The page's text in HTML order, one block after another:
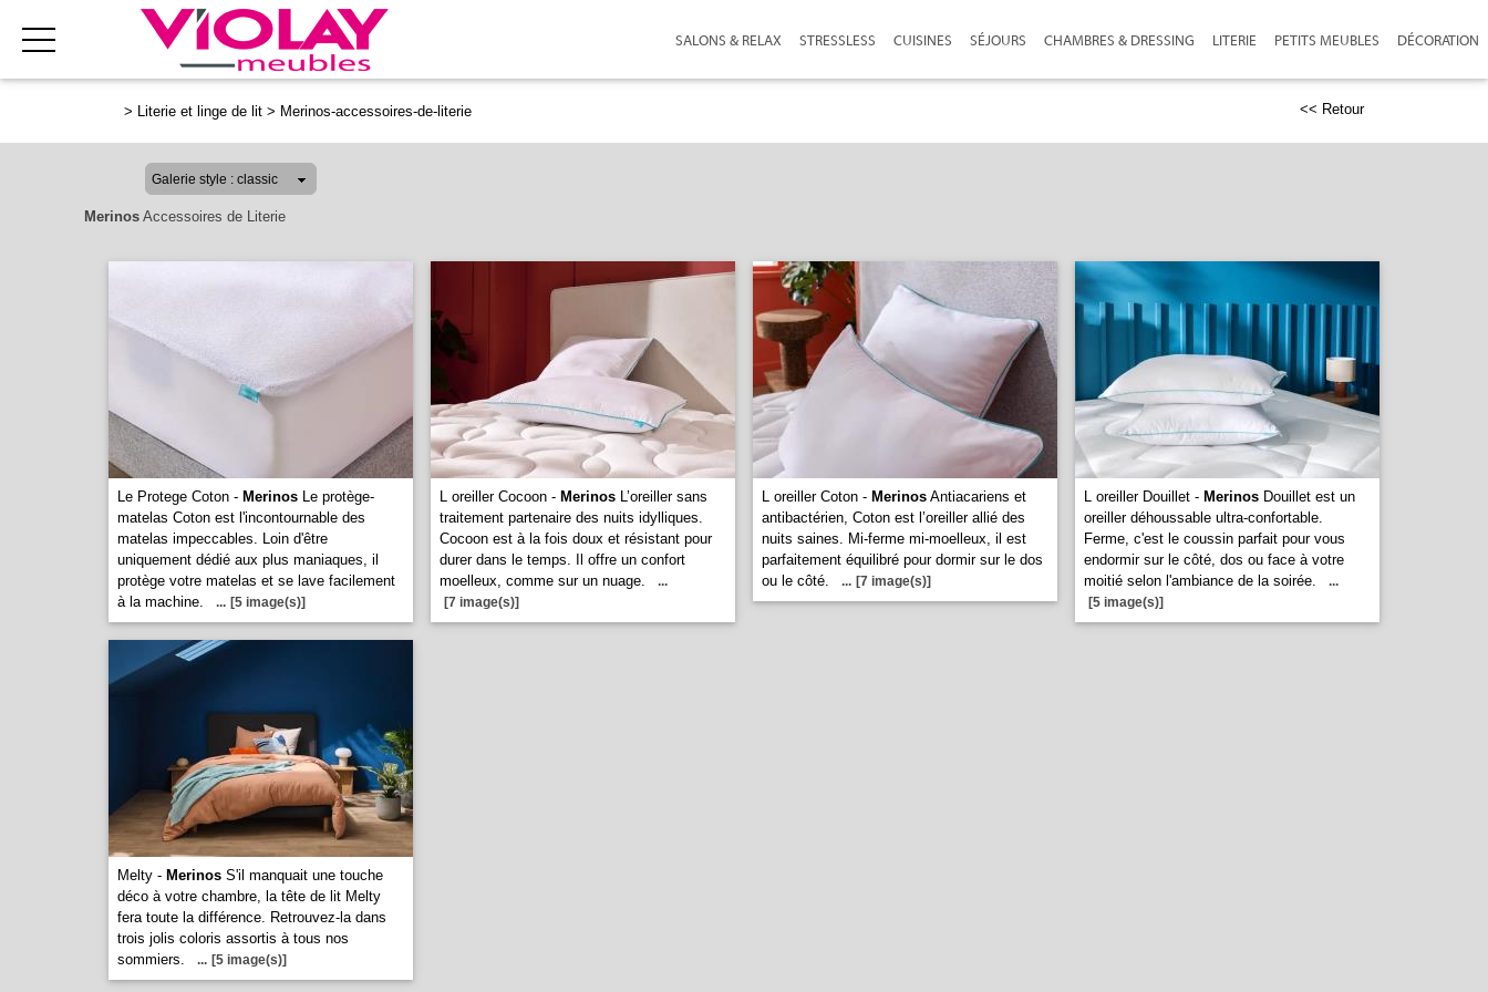
SALONS & RELAX STRESSLESS CUISINES SÉJOURS CHAMBRES & DRESSING LITERIE PETITS MEUBLES DÉCORATION
> Literie et linge de lit > Merinos-accessoires-de-literie << Retour
Merinos Accessoires de Literie
Le Protege Coton - Merinos Le protège-
matelas Coton est l'incontournable des
matelas impeccables. Loin d'être
uniquement dédié aux plus maniaques, il
protège votre matelas et se lave facilement
à la machine.
... [5 image(s)]
L oreiller Cocoon - Merinos L’oreiller sans
traitement partenaire des nuits idylliques.
Cocoon est à la fois doux et résistant pour
durer dans le temps. Il offre un confort
moelleux, comme sur un nuage.
...
[7 image(s)]
L oreiller Coton - Merinos Antiacariens et
antibactérien, Coton est l’oreiller allié des
nuits saines. Mi-ferme mi-moelleux, il est
parfaitement équilibré pour dormir sur le dos
ou le côté.
... [7 image(s)]
L oreiller Douillet - Merinos Douillet est un
oreiller déhoussable ultra-confortable.
Ferme, c'est le coussin parfait pour vous
endormir sur le côté, dos ou face à votre
moitié selon l'ambiance de la soirée.
...
[5 image(s)]
Melty - Merinos S'il manquait une touche
déco à votre chambre, la tête de lit Melty
fera toute la différence. Retrouvez-la dans
trois jolis coloris assortis à tous nos
sommiers.
... [5 image(s)]